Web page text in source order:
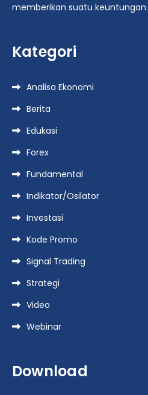
memberikan suatu keuntungan.
Kategori
Analisa Ekonomi
Berita
Edukasi
Forex
Fundamental
Indikator/Osilator
Investasi
Kode Promo
Signal Trading
Strategi
Video
Webinar
Download